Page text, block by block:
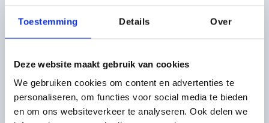
Toestemming Details Over
Deze website maakt gebruik van cookies
We gebruiken cookies om content en advertenties te
personaliseren, om functies voor social media te bieden
en om ons websiteverkeer te analyseren. Ook delen we
DIAMETER=17
HOOGTE=33
4,94 €
excl. BTW
plus verzendkosten
DETAILS